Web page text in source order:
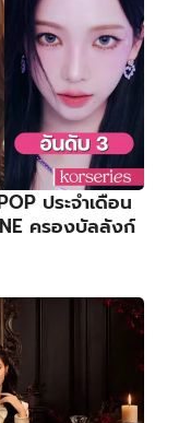
ประจำเดือน
ครองบัลลังก์